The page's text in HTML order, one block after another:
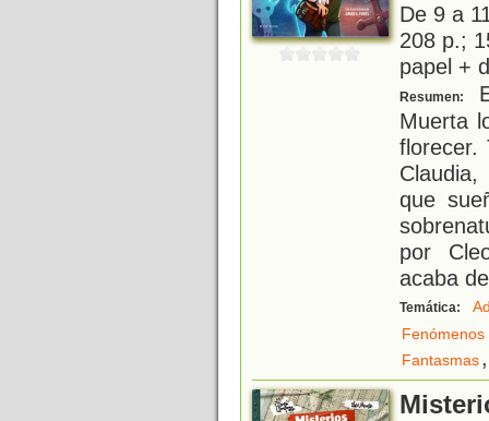
De 9 a
208 p.;
papel +
Resumen:
Muerta
florecer.
que
por
acaba
Temática:
Fantasmas,